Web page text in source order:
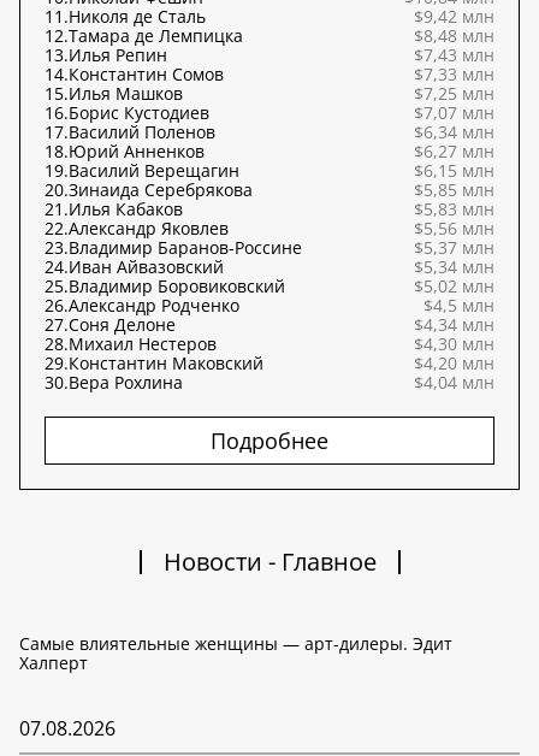
11.Николя де Сталь
$9,42 млн
12.Тамара де Лемпицка
$8,48 млн
13.Илья Репин
$7,43 млн
14.Константин Сомов
$7,33 млн
15.Илья Машков
$7,25 млн
16.Борис Кустодиев
$7,07 млн
17.Василий Поленов
$6,34 млн
18.Юрий Анненков
$6,27 млн
19.Василий Верещагин
$6,15 млн
20.Зинаида Серебрякова
$5,85 млн
21.Илья Кабаков
$5,83 млн
22.Александр Яковлев
$5,56 млн
23.Владимир Баранов-Россине
$5,37 млн
24.Иван Айвазовский
$5,34 млн
25.Владимир Боровиковский
$5,02 млн
26.Александр Родченко
$4,5 млн
27.Соня Делоне
$4,34 млн
28.Михаил Нестеров
$4,30 млн
29.Константин Маковский
$4,20 млн
30.Вера Рохлина $4,04 млн
Подробнее
Новости - Главное
Самые влиятельные женщины — арт-дилеры. Эдит
Халперт
07.08.2026